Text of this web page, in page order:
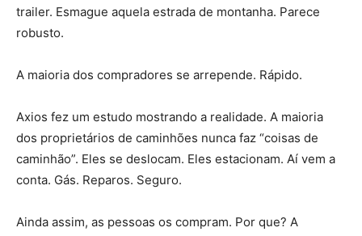
trailer. Esmague aquela estrada de montanha. Parece
robusto.
A maioria dos compradores se arrepende. Rápido.
Axios fez um estudo mostrando a realidade. A maioria
dos proprietários de caminhões nunca faz “coisas de
caminhão”. Eles se deslocam. Eles estacionam. Aí vem a
conta. Gás. Reparos. Seguro.
Ainda assim, as pessoas os compram. Por que? A